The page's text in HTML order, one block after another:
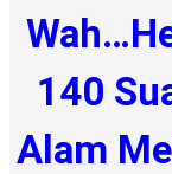
140
Alam